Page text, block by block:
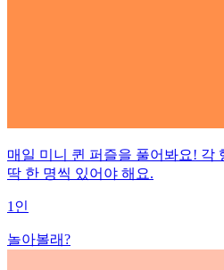
매일 미니 퀸 퍼즐을 풀어봐요! 각
딱 한 명씩 있어야 해요.
1인
놀아볼래?